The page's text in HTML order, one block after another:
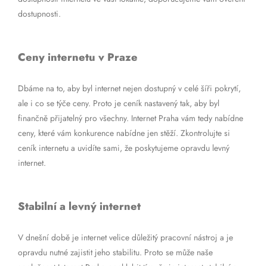
dostupnosti.
Ceny internetu v Praze
Dbáme na to, aby byl internet nejen dostupný v celé šíři pokrytí,
ale i co se týče ceny. Proto je ceník nastavený tak, aby byl
finančně přijatelný pro všechny. Internet Praha vám tedy nabídne
ceny, které vám konkurence nabídne jen stěží. Zkontrolujte si
ceník internetu a uvidíte sami, že poskytujeme opravdu levný
internet.
Stabilní a levný internet
V dnešní době je internet velice důležitý pracovní nástroj a je
opravdu nutné zajistit jeho stabilitu. Proto se může naše